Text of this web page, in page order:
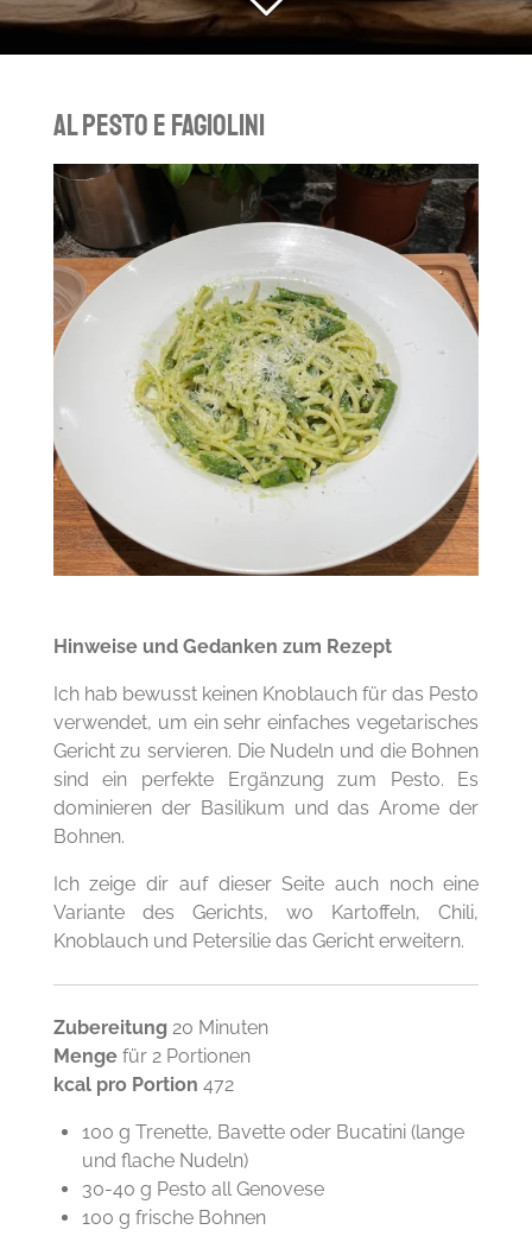
al pesto e fagiolini
Hinweise und Gedanken zum Rezept
Ich hab bewusst keinen Knoblauch für das Pesto
verwendet, um ein sehr einfaches vegetarisches
Gericht zu servieren. Die Nudeln und die Bohnen
sind ein perfekte Ergänzung zum Pesto. Es
dominieren der Basilikum und das Arome der
Bohnen.
Ich zeige dir auf dieser Seite auch noch eine
Variante des Gerichts, wo Kartoffeln, Chili,
Knoblauch und Petersilie das Gericht erweitern.
Zubereitung 20 Minuten
Mengefür 2 Portionen
kcal pro Portion 472
100 g Trenette, Bavette oder Bucatini (lange
und flache Nudeln)
30-40 g Pesto all Genovese
100 g frische Bohnen